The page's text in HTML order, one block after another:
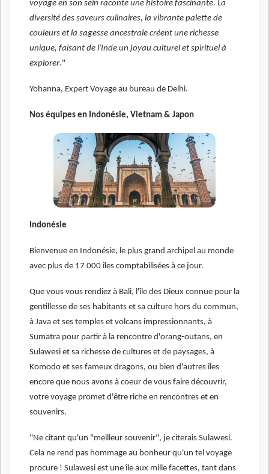
voyage en son sein raconte une histoire fascinante. La
diversité des saveurs culinaires, la vibrante palette de
couleurs et la sagesse ancestrale créent une richesse
unique, faisant de l'Inde un joyau culturel et spirituel à
explorer."
Yohanna, Expert Voyage au bureau de Delhi.
Nos équipes en Indonésie, Vietnam & Japon
Indonésie
Bienvenue en Indonésie, le plus grand archipel au monde
avec plus de 17 000 îles comptabilisées à ce jour.
Que vous vous rendiez à Bali, l'île des Dieux connue pour la
gentillesse de ses habitants et sa culture hors du commun,
à Java et ses temples et volcans impressionnants, à
Sumatra pour partir à la rencontre d'orang-outans, en
Sulawesi et sa richesse de cultures et de paysages, à
Komodo et ses fameux dragons, ou bien d'autres îles
encore que nous avons à coeur de vous faire découvrir,
votre voyage promet d'être riche en rencontres et en
souvenirs.
"Ne citant qu'un "meilleur souvenir", je citerais Sulawesi.
Cela ne rend pas hommage au bonheur qu'un tel voyage
procure ! Sulawesi est une île aux mille facettes, tant dans